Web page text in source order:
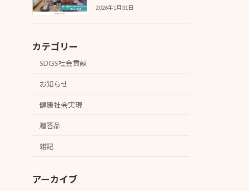
2026年1月31日
カテゴリー
SDGS社会貢献
お知らせ
健康社会実現
贈答品
雑記
アーカイブ